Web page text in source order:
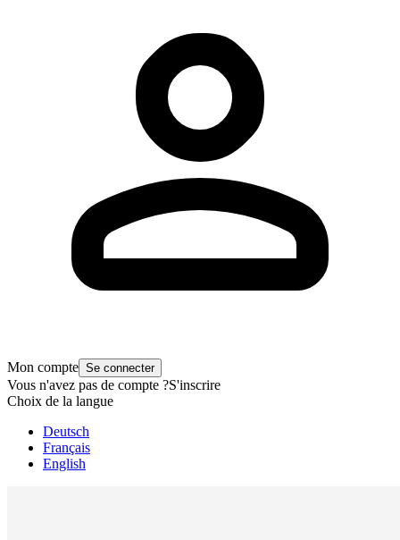
Mon compte Se connecter
Vous n'avez pas de compte ?S'inscrire
Choix de la langue
Deutsch
Français
English